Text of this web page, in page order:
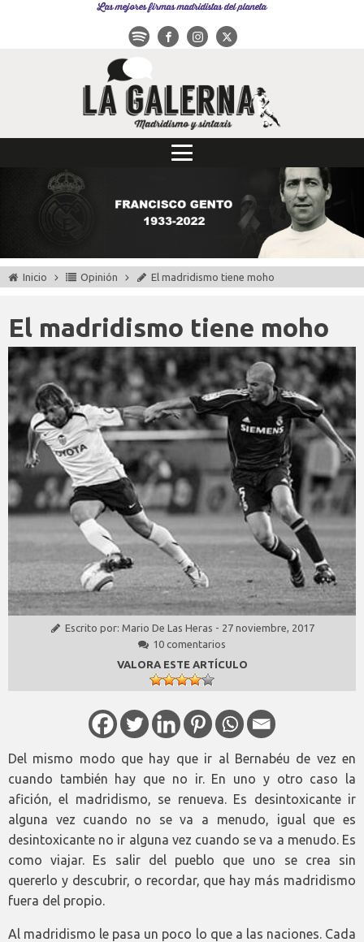
Las mejores firmas madridistas del planeta
Inicio Opinión El madridismo tiene moho
El madridismo tiene moho
Escrito por: Mario De Las Heras - 27 noviembre, 2017
10 comentarios
VALORA ESTE ARTÍCULO
Del mismo modo que hay que ir al Bernabéu de vez en
cuando también hay que no ir. En uno y otro caso la
afición, el madridismo, se renueva. Es desintoxicante ir
alguna vez cuando no se va a menudo, igual que es
desintoxicante no ir alguna vez cuando se va a menudo. Es
como viajar. Es salir del pueblo que uno se crea sin
quererlo y descubrir, o recordar, que hay más madridismo
fuera del propio.
Al madridismo le pasa un poco lo que a las naciones. Cada